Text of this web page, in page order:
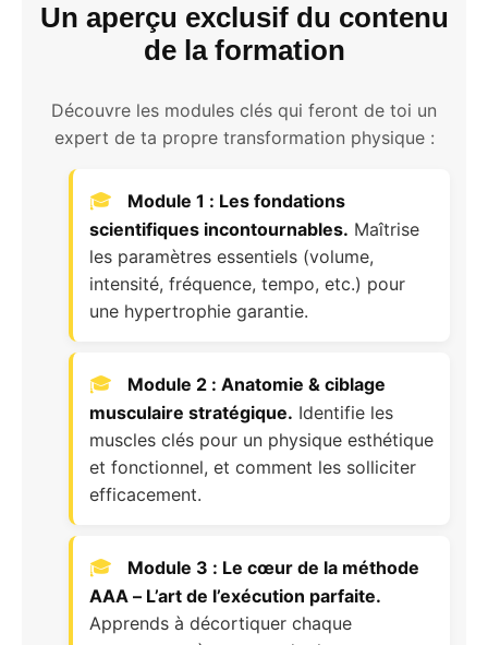
Un aperçu exclusif du contenu
de la formation
Découvre les modules clés qui feront de toi un
expert de ta propre transformation physique :
Module 1 : Les fondations
scientifiques incontournables. Maîtrise
les paramètres essentiels (volume,
intensité, fréquence, tempo, etc.) pour
une hypertrophie garantie.
Module 2 : Anatomie & ciblage
musculaire stratégique. Identifie les
muscles clés pour un physique esthétique
et fonctionnel, et comment les solliciter
efficacement.
Module 3 : Le cœur de la méthode
AAA – L’art de l’exécution parfaite.
Apprends à décortiquer chaque